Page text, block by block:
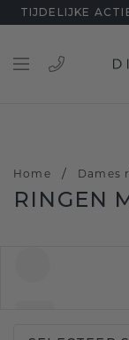
TIJDELIJKE
Home / Dames
RINGEN